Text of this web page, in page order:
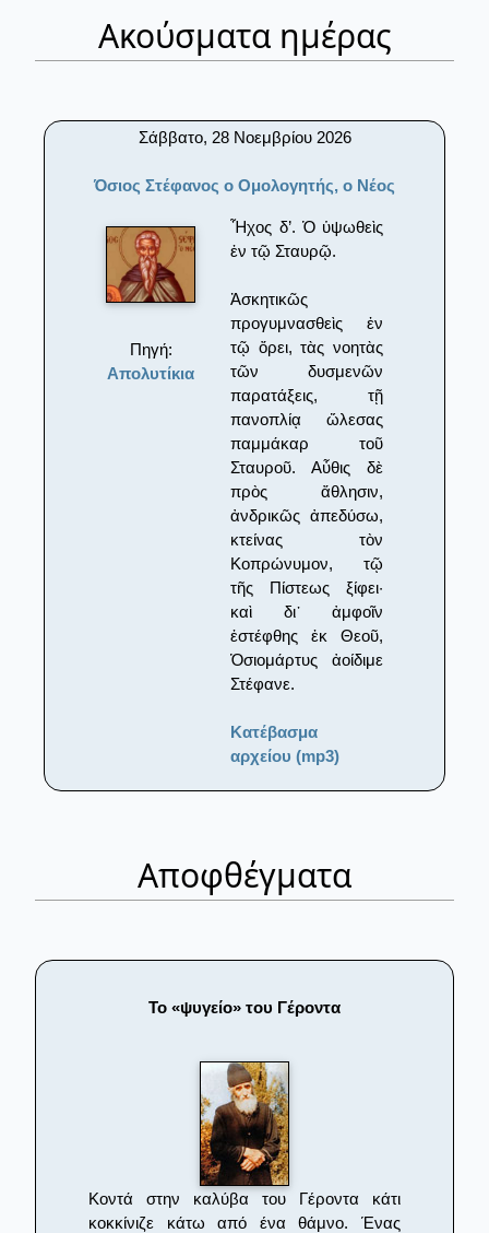
Ακούσματα ημέρας
Σάββατο, 28 Νοεμβρίου 2026
Όσιος Στέφανος ο Ομολογητής, ο Νέος
Πηγή:
Απολυτίκια
Ἦχος δ’. Ὁ ὑψωθεὶς
ἐν τῷ Σταυρῷ.
Ἀσκητικῶς
προγυμνασθεὶς ἐν
τῷ ὄρει, τὰς νοητὰς
τῶν δυσμενῶν
παρατάξεις, τῇ
πανοπλίᾳ ὤλεσας
παμμάκαρ τοῦ
Σταυροῦ. Αὖθις δὲ
πρὸς ἄθλησιν,
ἀνδρικῶς ἀπεδύσω,
κτείνας τὸν
Κοπρώνυμον, τῷ
τῆς Πίστεως ξίφει·
καὶ δι᾽ ἀμφοῖν
ἐστέφθης ἐκ Θεοῦ,
Ὁσιομάρτυς ἀοίδιμε
Στέφανε.
Κατέβασμα
αρχείου (mp3)
Αποφθέγματα
Το «ψυγείο» του Γέροντα
Κοντά στην καλύβα του Γέροντα κάτι
κοκκίνιζε κάτω από ένα θάμνο. Ένας